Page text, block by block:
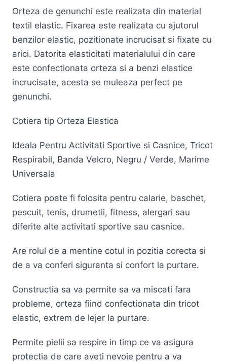
Orteza de genunchi este realizata din material
textil elastic. Fixarea este realizata cu ajutorul
benzilor elastic, pozitionate incrucisat si fixate cu
arici. Datorita elasticitati materialului din care
este confectionata orteza si a benzi elastice
incrucisate, acesta se muleaza perfect pe
genunchi.
Cotiera tip Orteza Elastica
Ideala Pentru Activitati Sportive si Casnice, Tricot
Respirabil, Banda Velcro, Negru / Verde, Marime
Universala
Cotiera poate fi folosita pentru calarie, baschet,
pescuit, tenis, drumetii, fitness, alergari sau
diferite alte activitati sportive sau casnice.
Are rolul de a mentine cotul in pozitia corecta si
de a va conferi siguranta si confort la purtare.
Constructia sa va permite sa va miscati fara
probleme, orteza fiind confectionata din tricot
elastic, extrem de lejer la purtare.
Permite pielii sa respire in timp ce va asigura
protectia de care aveti nevoie pentru a va